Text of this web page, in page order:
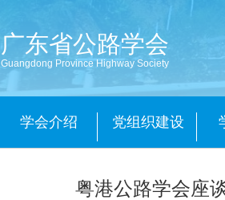
广东省公路学会
Guangdong Province Highway Society
学会介绍 党组织建设
粤港公路学会座